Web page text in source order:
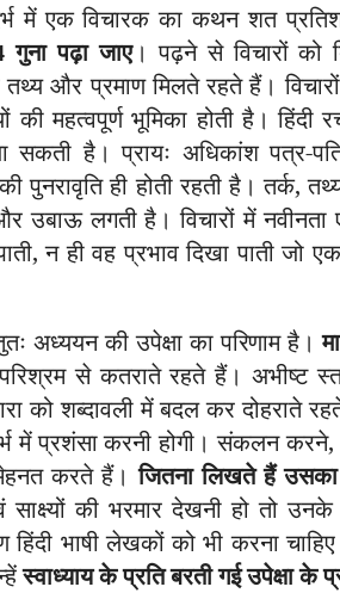
में एक विचारक का कथन शत
गुना पढ़ा जाए। पढ़ने से विचारों को
तथ्य और प्रमाण मिलते रहते हैं।
की महत्वपूर्ण भूमिका होती है।
सकती है। प्रायः अधिकांश पत्र-
की पुनरावृति ही होती रहती है। तर्क,
उबाऊ लगती है। विचारों में
न ही वह प्रभाव दिखा पाती जो
अध्ययन की उपेक्षा का परिणाम है।
से कतराते रहते हैं। अभीष्ट
को शब्दावली में बदल कर दोहराते
में प्रशंसा करनी होगी। संकलन
करते हैं।जितना लिखते हैं
साक्ष्यों की भरमार देखनी हो तो
भाषी लेखकों को भी करना
स्वाध्याय के प्रति बरती गई उपेक्षा के